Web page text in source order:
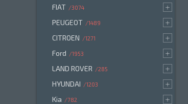
FIAT 3074
PEUGEOT 1489
CITROEN 1271
Ford 1953
LAND ROVER 285
HYUNDAI 1203
Kia 782